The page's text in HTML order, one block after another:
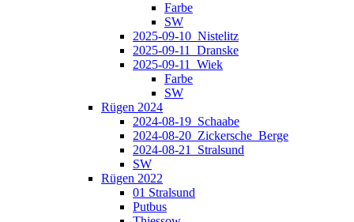
Farbe
SW
2025-09-10_Nistelitz
2025-09-11_Dranske
2025-09-11_Wiek
Farbe
SW
Rügen 2024
2024-08-19_Schaabe
2024-08-20_Zickersche_Berge
2024-08-21_Stralsund
SW
Rügen 2022
01 Stralsund
Putbus